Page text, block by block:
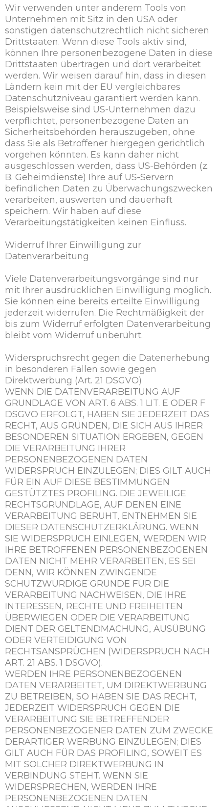
Wir verwenden unter anderem Tools von
Unternehmen mit Sitz in den USA oder
sonstigen datenschutzrechtlich nicht sicheren
Drittstaaten. Wenn diese Tools aktiv sind,
können Ihre personenbezogene Daten in diese
Drittstaaten übertragen und dort verarbeitet
werden. Wir weisen darauf hin, dass in diesen
Ländern kein mit der EU vergleichbares
Datenschutzniveau garantiert werden kann.
Beispielsweise sind US-Unternehmen dazu
verpflichtet, personenbezogene Daten an
Sicherheitsbehörden herauszugeben, ohne
dass Sie als Betroffener hiergegen gerichtlich
vorgehen könnten. Es kann daher nicht
ausgeschlossen werden, dass US-Behörden (z.
B. Geheimdienste) Ihre auf US-Servern
befindlichen Daten zu Überwachungszwecken
verarbeiten, auswerten und dauerhaft
speichern. Wir haben auf diese
Verarbeitungstätigkeiten keinen Einfluss.
Widerruf Ihrer Einwilligung zur
Datenverarbeitung
Viele Datenverarbeitungsvorgänge sind nur
mit Ihrer ausdrücklichen Einwilligung möglich.
Sie können eine bereits erteilte Einwilligung
jederzeit widerrufen. Die Rechtmäßigkeit der
bis zum Widerruf erfolgten Datenverarbeitung
bleibt vom Widerruf unberührt.
Widerspruchsrecht gegen die Datenerhebung
in besonderen Fällen sowie gegen
Direktwerbung (Art. 21 DSGVO)
WENN DIE DATENVERARBEITUNG AUF
GRUNDLAGE VON ART. 6 ABS. 1 LIT. E ODER F
DSGVO ERFOLGT, HABEN SIE JEDERZEIT DAS
RECHT, AUS GRÜNDEN, DIE SICH AUS IHRER
BESONDEREN SITUATION ERGEBEN, GEGEN
DIE VERARBEITUNG IHRER
PERSONENBEZOGENEN DATEN
WIDERSPRUCH EINZULEGEN; DIES GILT AUCH
FÜR EIN AUF DIESE BESTIMMUNGEN
GESTÜTZTES PROFILING. DIE JEWEILIGE
RECHTSGRUNDLAGE, AUF DENEN EINE
VERARBEITUNG BERUHT, ENTNEHMEN SIE
DIESER DATENSCHUTZERKLÄRUNG. WENN
SIE WIDERSPRUCH EINLEGEN, WERDEN WIR
IHRE BETROFFENEN PERSONENBEZOGENEN
DATEN NICHT MEHR VERARBEITEN, ES SEI
DENN, WIR KÖNNEN ZWINGENDE
SCHUTZWÜRDIGE GRÜNDE FÜR DIE
VERARBEITUNG NACHWEISEN, DIE IHRE
INTERESSEN, RECHTE UND FREIHEITEN
ÜBERWIEGEN ODER DIE VERARBEITUNG
DIENT DER GELTENDMACHUNG, AUSÜBUNG
ODER VERTEIDIGUNG VON
RECHTSANSPRÜCHEN (WIDERSPRUCH NACH
ART. 21 ABS. 1 DSGVO).
WERDEN IHRE PERSONENBEZOGENEN
DATEN VERARBEITET, UM DIREKTWERBUNG
ZU BETREIBEN, SO HABEN SIE DAS RECHT,
JEDERZEIT WIDERSPRUCH GEGEN DIE
VERARBEITUNG SIE BETREFFENDER
PERSONENBEZOGENER DATEN ZUM ZWECKE
DERARTIGER WERBUNG EINZULEGEN; DIES
GILT AUCH FÜR DAS PROFILING, SOWEIT ES
MIT SOLCHER DIREKTWERBUNG IN
VERBINDUNG STEHT. WENN SIE
WIDERSPRECHEN, WERDEN IHRE
PERSONENBEZOGENEN DATEN